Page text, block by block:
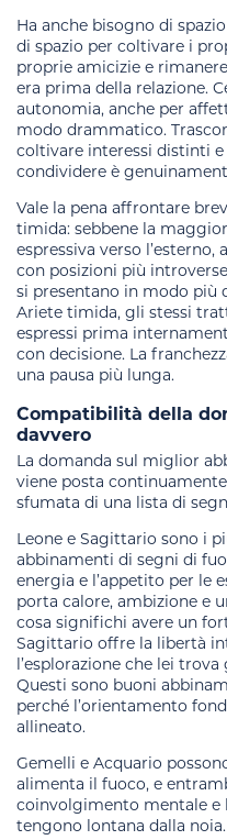
Ha anche bisogno di
di spazio per coltivare i
proprie amicizie e
era prima della relazione.
autonomia, anche per
modo drammatico.
coltivare interessi distinti
condividere è
Vale la pena affrontare
timida: sebbene la
espressiva verso
con posizioni più
si presentano in modo più
Ariete timida, gli stessi
espressi prima
con decisione. La
una pausa più lunga.
Compatibilità della
davvero
La domanda sul miglior
viene posta
sfumata di una lista di
Leone e Sagittario sono i
abbinamenti di segni di
energia e l’appetito per le
porta calore, ambizione e
cosa significhi avere un
Sagittario offre la libertà
l’esplorazione che lei
Questi sono buoni
perché l’orientamento
allineato.
Gemelli e Acquario
alimenta il fuoco, e
coinvolgimento mentale e
tengono lontana dalla